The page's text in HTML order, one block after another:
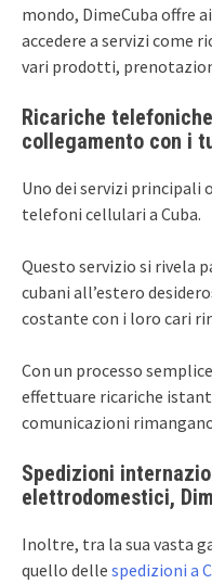
mondo, DimeCuba offre
accedere a servizi come
vari prodotti,
Ricariche
collegamento con i
Uno dei servizi principali
telefoni cellulari a Cuba.
Questo servizio si rivela
cubani all’estero
costante con i loro cari
Con un processo
effettuare ricariche
comunicazioni
Spedizioni
elettrodomestici,
Inoltre, tra la sua vasta
quello delle spedizioni a